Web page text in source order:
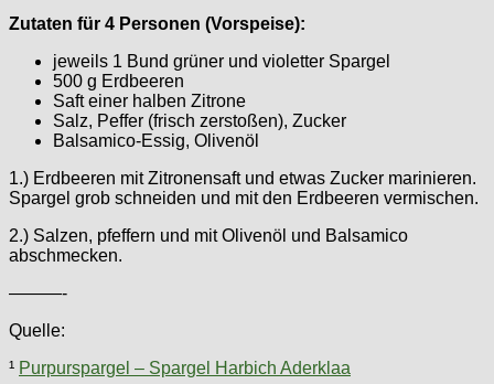
Zutaten für 4 Personen (Vorspeise):
jeweils 1 Bund grüner und violetter Spargel
500 g Erdbeeren
Saft einer halben Zitrone
Salz, Peffer (frisch zerstoßen), Zucker
Balsamico-Essig, Olivenöl
1.) Erdbeeren mit Zitronensaft und etwas Zucker marinieren.
Spargel grob schneiden und mit den Erdbeeren vermischen.
2.) Salzen, pfeffern und mit Olivenöl und Balsamico
abschmecken.
———-
Quelle:
¹ Purpurspargel – Spargel Harbich Aderklaa